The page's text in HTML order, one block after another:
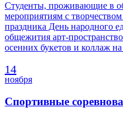
Студенты, проживающие в
мероприятиям с
праздника День народного
общежития арт-
осенних букетов и коллаж на
14
ноября
Спортивные